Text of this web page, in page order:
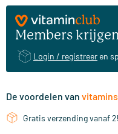
Members
Login / registreer en
De voordelen van
Gratis verzending vanaf